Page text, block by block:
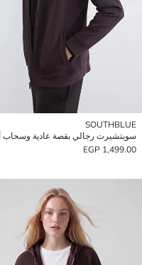
SOUTHBLUE
سويتشيرت رجالي بقصة عادية وسحاب
1,499.00 EGP